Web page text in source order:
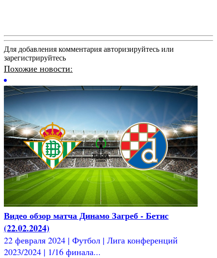
Для добавления комментария авторизируйтесь или
зарегистрируйтесь
Похожие новости:
Видео обзор матча Динамо Загреб - Бетис
(22.02.2024)
22 февраля 2024 | Футбол | Лига конференций
2023/2024 | 1/16 финала...